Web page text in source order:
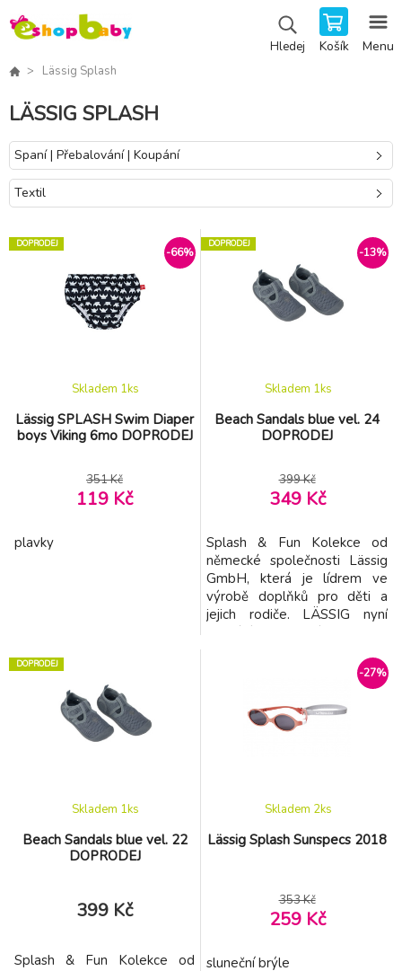
Hledej Košík Menu
Lässig Splash
LÄSSIG SPLASH
Spaní | Přebalování | Koupání
Textil
DOPRODEJ
-66%
Lässig SPLASH Swim Diaper
boys Viking 6mo DOPRODEJ
Skladem 1ks
351 Kč
119 Kč
plavky
DOPRODEJ
-13%
Beach Sandals blue vel. 24
DOPRODEJ
Skladem 1ks
399 Kč
349 Kč
Splash & Fun Kolekce od
německé společnosti Lässig
GmbH, která je lídrem ve
výrobě doplňků pro děti a
jejich rodiče. LÄSSIG nyní
mezi top produkty. LÄSSIG
se zaměřuje na maximální
funkčnost svých výrobků a
věnuje se i těm nejmenším
DOPRODEJ
Beach Sandals blue vel. 22
DOPRODEJ
Skladem 1ks
399 Kč
Splash & Fun Kolekce od
-27%
Lässig Splash Sunspecs 2018
Skladem 2ks
353 Kč
259 Kč
sluneční brýle